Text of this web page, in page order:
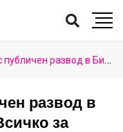
в Биг Брадър Ол Старс (Всичко за цирка)
развод в
за